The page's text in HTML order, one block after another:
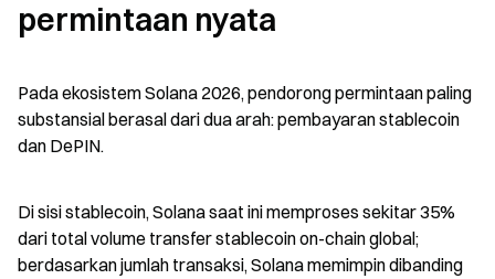
permintaan nyata
Pada ekosistem Solana 2026, pendorong permintaan paling
substansial berasal dari dua arah: pembayaran stablecoin
dan DePIN.
Di sisi stablecoin, Solana saat ini memproses sekitar 35%
dari total volume transfer stablecoin on-chain global;
berdasarkan jumlah transaksi, Solana memimpin dibanding